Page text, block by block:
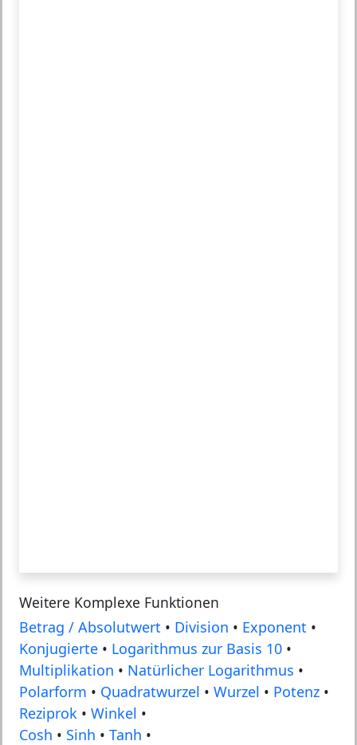
Weitere Komplexe Funktionen
Betrag / Absolutwert • Division • Exponent •
Konjugierte • Logarithmus zur Basis 10 •
Multiplikation • Natürlicher Logarithmus •
Polarform • Quadratwurzel • Wurzel • Potenz •
Reziprok • Winkel •
Cosh • Sinh • Tanh •